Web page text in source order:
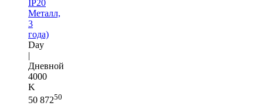
IP20
Металл,
3
года)
Day
|
Дневной
4000
K
50 87250